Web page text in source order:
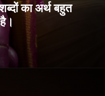
का अर्थ बहुत
है।